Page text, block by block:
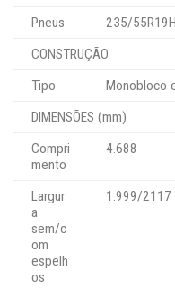
Pneus
235/55R19H
CONSTRUÇÃO
Tipo
Monobloco
DIMENSÕES (mm)
Compri
mento
4.688
Largur
a
sem/c
om
espelh
os
1.999/2117